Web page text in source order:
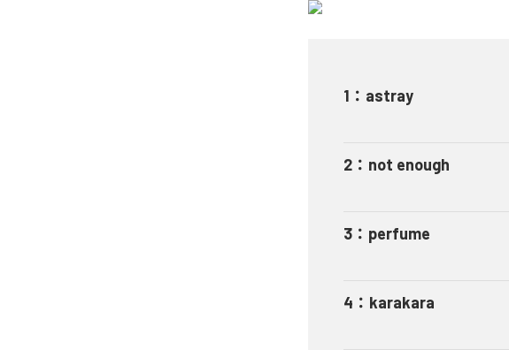
1 ： astray
2 ： not enough
3 ： perfume
4 ： karakara